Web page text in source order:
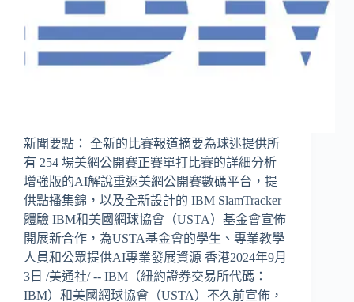
新聞要點： 全新的比賽報道摘要為球迷提供所
有 254 場美網公開賽正賽單打比賽的詳細分析
增強版的AI解說重返美網公開賽數碼平台，提
供點播集錦，以及全新設計的 IBM SlamTracker
體驗 IBM和美國網球協會（USTA）基金會宣佈
開展新合作，為USTA基金會的學生、專業教學
人員和公眾提供AI專業發展資源 香港2024年9月
3日 /美通社/ -- IBM（紐約證券交易所代碼：
IBM）和美國網球協會（USTA）不久前宣佈，